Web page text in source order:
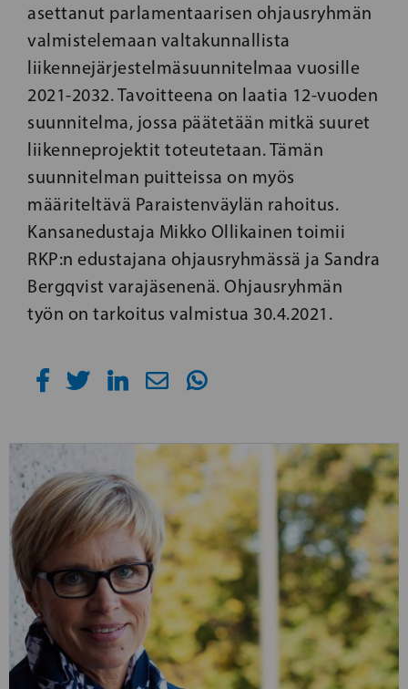
asettanut parlamentaarisen ohjausryhmän
valmistelemaan valtakunnallista
liikennejärjestelmäsuunnitelmaa vuosille
2021-2032. Tavoitteena on laatia 12-vuoden
suunnitelma, jossa päätetään mitkä suuret
liikenneprojektit toteutetaan. Tämän
suunnitelman puitteissa on myös
määriteltävä Paraistenväylän rahoitus.
Kansanedustaja Mikko Ollikainen toimii
RKP:n edustajana ohjausryhmässä ja Sandra
Bergqvist varajäsenenä. Ohjausryhmän
työn on tarkoitus valmistua 30.4.2021.